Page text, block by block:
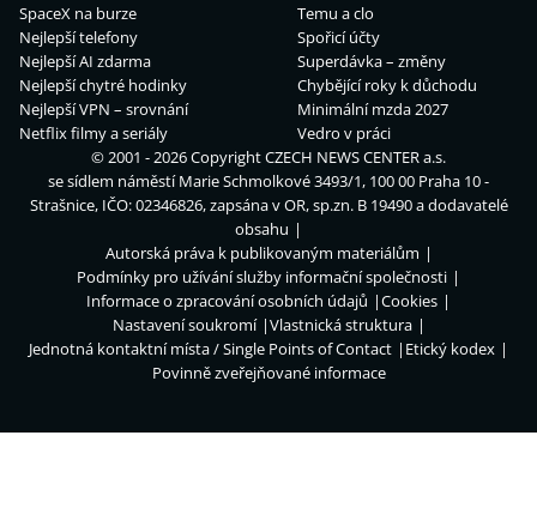
SpaceX na burze
Nejlepší telefony
Nejlepší AI zdarma
Nejlepší chytré hodinky
Nejlepší VPN – srovnání
Netflix filmy a seriály
Temu a clo
Spořicí účty
Superdávka – změny
Chybějící roky k důchodu
Minimální mzda 2027
Vedro v práci
© 2001 - 2026 CopyrightCZECH NEWS CENTER a.s.
se sídlem náměstí Marie Schmolkové 3493/1, 100 00 Praha 10 -
Strašnice, IČO: 02346826, zapsána v OR, sp.zn. B 19490 a dodavatelé
obsahu
Autorská práva k publikovaným materiálům
Podmínky pro užívání služby informační společnosti
Informace o zpracování osobních údajů
Cookies
Nastavení soukromí
Vlastnická struktura
Jednotná kontaktní místa / Single Points of Contact
Etický kodex
Povinně zveřejňované informace